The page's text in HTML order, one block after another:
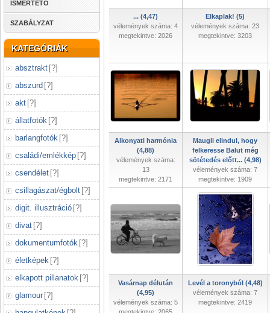
ISMERTETŐ
SZABÁLYZAT
KATEGÓRIÁK
absztrakt [?]
abszurd [?]
akt [?]
állatfotók [?]
barlangfotók [?]
családi/emlékkép [?]
csendélet [?]
csillagászat/égbolt [?]
digit. illusztráció [?]
divat [?]
dokumentumfotók [?]
életképek [?]
elkapott pillanatok [?]
glamour [?]
... (4,47)
vélemények száma: 4
megtekintve: 2026
Elkaplak! (5)
vélemények száma: 23
megtekintve: 3203
Alkonyati harmónia
(4,88)
vélemények száma:
13
megtekintve: 2171
Maugli elindul, hogy
felkeresse Balut még
sötétedés előtt... (4,98)
vélemények száma: 7
megtekintve: 1909
Vasárnap délután
(4,95)
vélemények száma: 5
Levél a toronyból (4,48)
vélemények száma: 7
megtekintve: 2419